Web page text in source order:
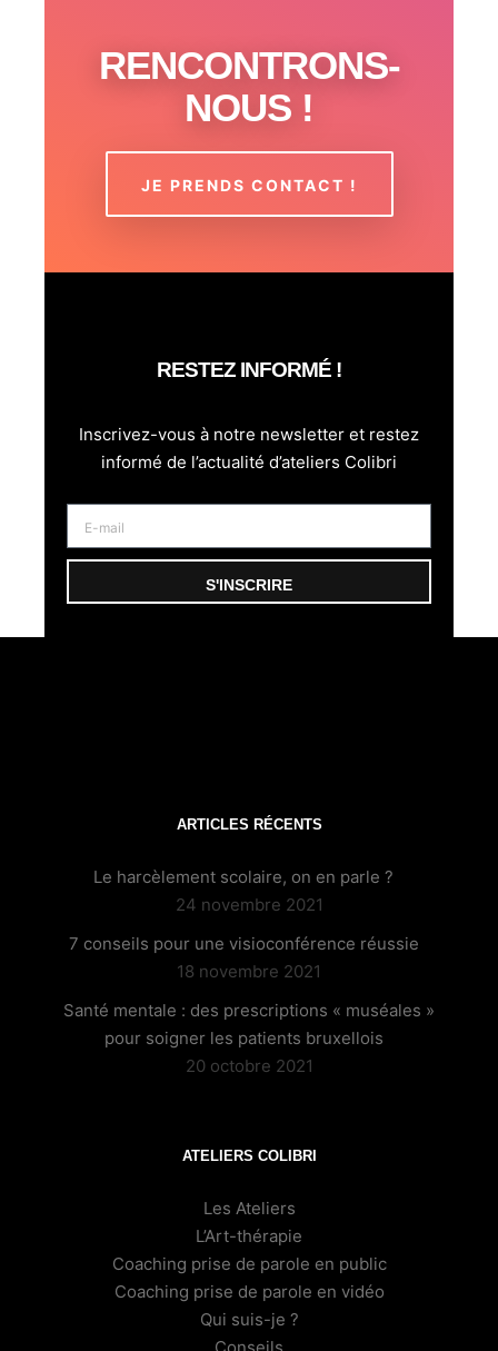
RENCONTRONS-
NOUS !
JE PRENDS CONTACT !
RESTEZ INFORMÉ !
Inscrivez-vous à notre newsletter et restez
informé de l’actualité d’ateliers Colibri
S'INSCRIRE
ARTICLES RÉCENTS
Le harcèlement scolaire, on en parle ?
24 novembre 2021
7 conseils pour une visioconférence réussie
18 novembre 2021
Santé mentale : des prescriptions « muséales »
pour soigner les patients bruxellois
20 octobre 2021
ATELIERS COLIBRI
Les Ateliers
L’Art-thérapie
Coaching prise de parole en public
Coaching prise de parole en vidéo
Qui suis-je ?